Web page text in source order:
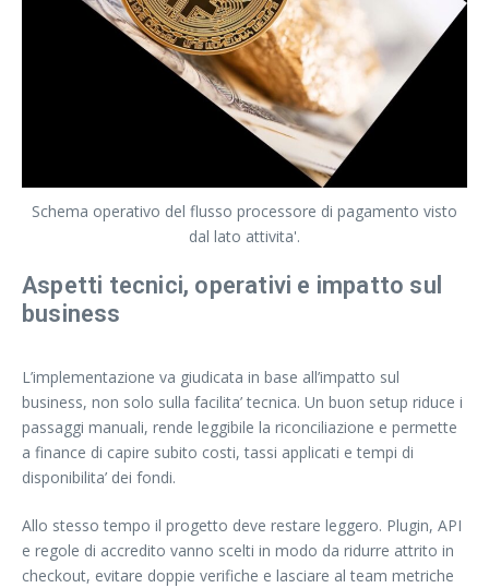
Schema operativo del flusso processore di pagamento visto
dal lato attivita'.
Aspetti tecnici, operativi e impatto sul
business
L’implementazione va giudicata in base all’impatto sul
business, non solo sulla facilita’ tecnica. Un buon setup riduce i
passaggi manuali, rende leggibile la riconciliazione e permette
a finance di capire subito costi, tassi applicati e tempi di
disponibilita’ dei fondi.
Allo stesso tempo il progetto deve restare leggero. Plugin, API
e regole di accredito vanno scelti in modo da ridurre attrito in
checkout, evitare doppie verifiche e lasciare al team metriche